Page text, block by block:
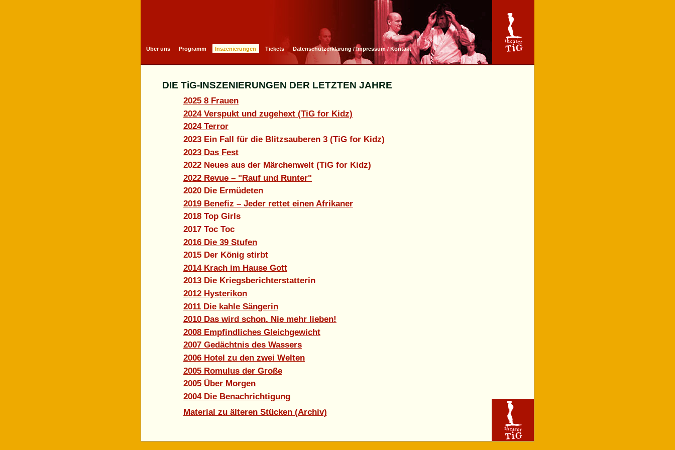
Über uns Programm Inszenierungen Tickets Datenschutzerklärung / Impressum / Kontakt
DIE TiG-INSZENIERUNGEN DER LETZTEN JAHRE
2025 8 Frauen
2024 Verspukt und zugehext (TiG for Kidz)
2024 Terror
2023 Ein Fall für die Blitzsauberen 3 (TiG for Kidz)
2023 Das Fest
2022 Neues aus der Märchenwelt (TiG for Kidz)
2022 Revue – "Rauf und Runter"
2020 Die Ermüdeten
2019 Benefiz – Jeder rettet einen Afrikaner
2018 Top Girls
2017 Toc Toc
2016 Die 39 Stufen
2015 Der König stirbt
2014 Krach im Hause Gott
2013 Die Kriegsberichterstatterin
2012 Hysterikon
2011 Die kahle Sängerin
2010 Das wird schon. Nie mehr lieben!
2008 Empfindliches Gleichgewicht
2007 Gedächtnis des Wassers
2006 Hotel zu den zwei Welten
2005 Romulus der Große
2005 Über Morgen
2004 Die Benachrichtigung
Material zu älteren Stücken (Archiv)